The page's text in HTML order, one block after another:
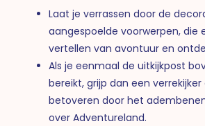
Laat je verrassen door de
aangespoelde voorwerpen, die
vertellen van avontuur en
Als je eenmaal de uitkijkpost
bereikt, grijp dan een
betoveren door het
over Adventureland.